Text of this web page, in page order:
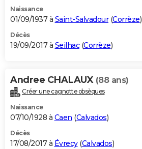
Naissance
01/09/1937 à Saint-Salvadour(Corrèze)
Décès
19/09/2017 à Seilhac(Corrèze)
Andree CHALAUX (88 ans)
Créer une cagnotte obsèques
Naissance
07/10/1928 à Caen (Calvados)
Décès
17/08/2017 à Évrecy(Calvados)